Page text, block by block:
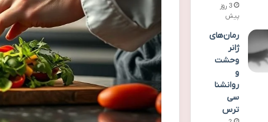
3 روز
پیش
رمان‌های
ژانر
وحشت
و
روانشنا
سی
ترس